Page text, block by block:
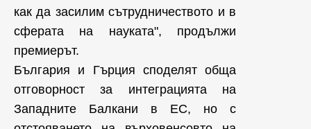
как да засилим сътрудничеството и в
сферата на науката", продължи
премиерът.
България и Гърция споделят обща
отговорност за интеграцията на
Западните Балкани в ЕС, но с